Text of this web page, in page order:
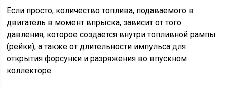
Если просто, количество топлива, подаваемого в
двигатель в момент впрыска, зависит от того
давления, которое создается внутри топливной рампы
(рейки), а также от длительности импульса для
открытия форсунки и разряжения во впускном
коллекторе.